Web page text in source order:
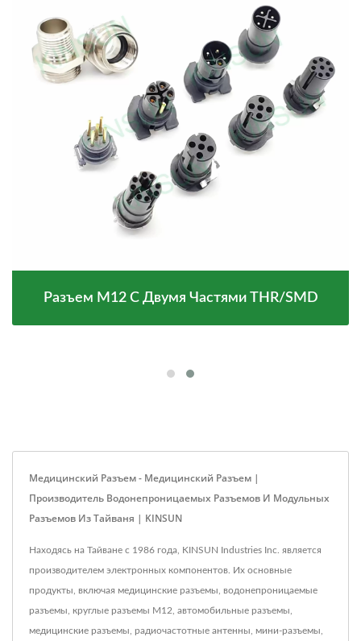
Разъем M12 С Двумя Частями THR/SMD
Медицинский Разъем - Медицинский Разъем |
Производитель Водонепроницаемых Разъемов И Модульных
Разъемов Из Тайваня | KINSUN
Находясь на Тайване с 1986 года, KINSUN Industries Inc. является
производителем электронных компонентов. Их основные
продукты, включая медицинские разъемы, водонепроницаемые
разъемы, круглые разъемы M12, автомобильные разъемы,
медицинские разъемы, радиочастотные антенны, мини-разъемы,